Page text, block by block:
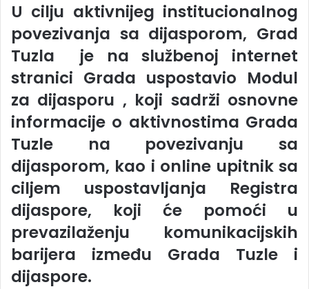
U cilju aktivnijeg institucionalnog
povezivanja sa dijasporom, Grad
Tuzla je na službenoj internet
stranici Grada uspostavio Modul
za dijasporu , koji sadrži osnovne
informacije o aktivnostima Grada
Tuzle na povezivanju sa
dijasporom, kao i online upitnik sa
ciljem uspostavljanja Registra
dijaspore, koji će pomoći u
prevazilaženju komunikacijskih
barijera između Grada Tuzle i
dijaspore.